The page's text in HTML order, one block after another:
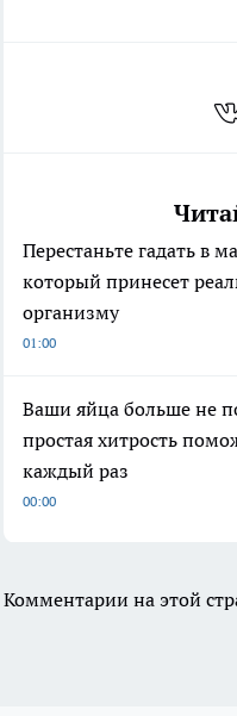
Перестаньте гадать в
который принесет
организму
01:00
Ваши яйца больше не
простая хитрость
каждый раз
00:00
Комментарии на этой